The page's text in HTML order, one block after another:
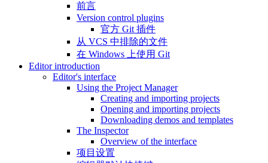
前言
Version control plugins
官方 Git 插件
从 VCS 中排除的文件
在 Windows 上使用 Git
Editor introduction
Editor's interface
Using the Project Manager
Creating and importing projects
Opening and importing projects
Downloading demos and templates
The Inspector
Overview of the interface
项目设置